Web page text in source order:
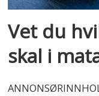
Vet du
skal i